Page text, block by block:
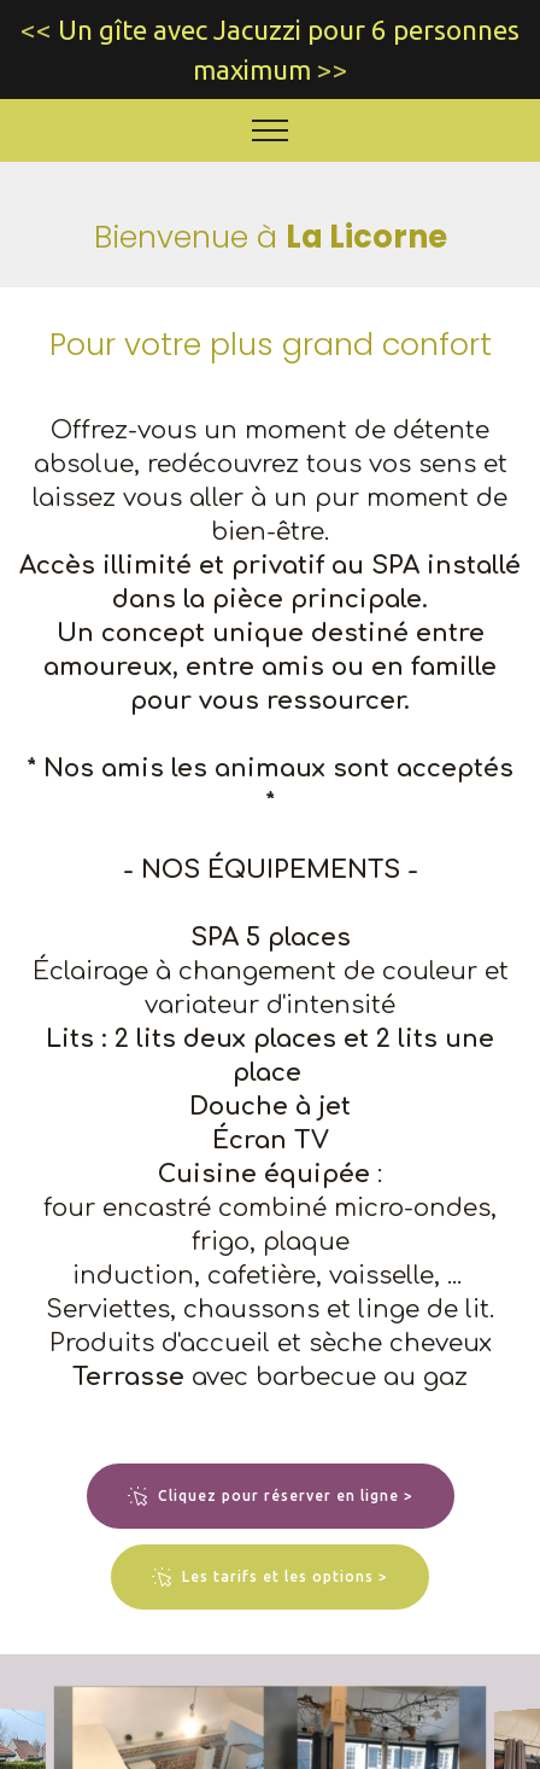
<< Un gîte avec Jacuzzi pour 6 personnes
maximum >>
Descriptif et disponibilité
Bienvenue à La Licorne
Pour votre plus grand confort
Offrez-vous un moment de détente
absolue, redécouvrez tous vos sens et
laissez vous aller à un pur moment de
bien-être.
Accès illimité et privatif au SPA installé
dans la pièce principale.
Un concept unique destiné entre
amoureux, entre amis ou en famille
pour vous ressourcer.
* Nos amis les animaux sont acceptés
*
- NOS ÉQUIPEMENTS -
SPA 5 places
Éclairage à changement de couleur et
variateur d'intensité
Lits : 2 lits deux places et 2 lits une
place
Douche à jet
Écran TV
Cuisine équipée :
four encastré combiné micro-ondes,
frigo, plaque
induction, cafetière, vaisselle, ...
Serviettes, chaussons et linge de lit.
Produits d'accueil et sèche cheveux
Terrasse avec barbecue au gaz
Cliquez pour réserver en ligne >
Les tarifs et les options >